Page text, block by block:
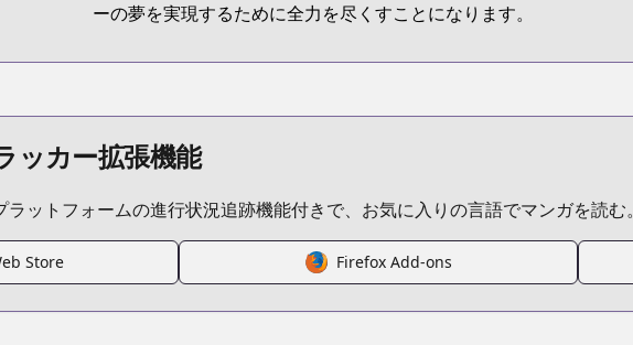
ーの夢を実現するために全力を尽くすことになります。
ッカー拡張機能
ットフォームの進行状況追跡機能付きで、お気に入りの言語でマンガを読む。
Store Firefox Add-ons